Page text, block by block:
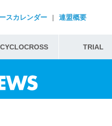
スカレンダー | 連盟概要
CYCLOCROSS TRIAL